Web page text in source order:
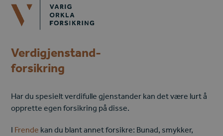
Skip
content
Open
mobile
menu
Close
mobile
menu
Verdigjenstand-
forsikring
Har du spesielt verdifulle gjenstander kan det være lurt å
opprette egen forsikring på disse.
I Frende kan du blant annet forsikre: Bunad, smykker,